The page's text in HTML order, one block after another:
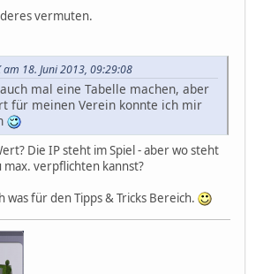
vermuten.
18. Juni 2013, 09:29:08
mal eine Tabelle machen, aber
für meinen Verein konnte ich mir
Die IP steht im Spiel - aber wo steht
max. verpflichten kannst?
was für den Tipps & Tricks Bereich.